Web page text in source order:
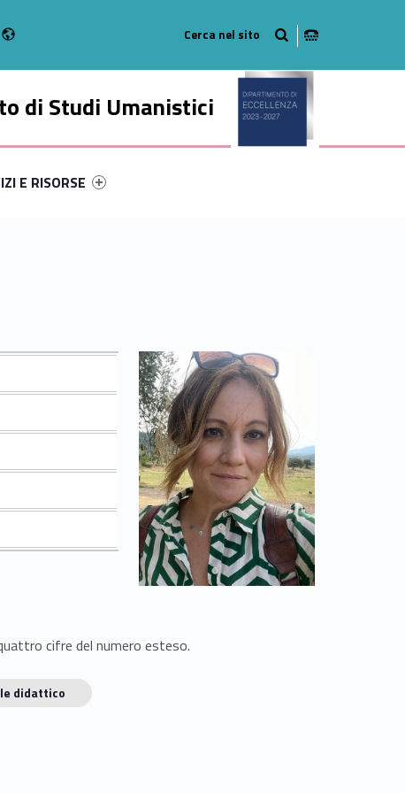
di Studi Umanistici
90196-49
#link-menu-primary-28004-56
E RISORSE
WebMan on Youtube
cifre del numero esteso.
didattico